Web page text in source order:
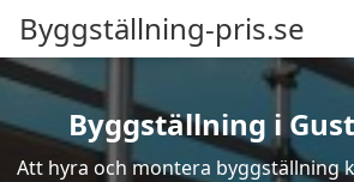
Byggställning-pris.se
Byggställning i
Att hyra och montera byggställning